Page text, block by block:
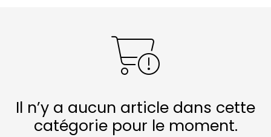
ennemis de vos artères et de votre corps.
Il n’y a aucun article dans cette
catégorie pour le moment.